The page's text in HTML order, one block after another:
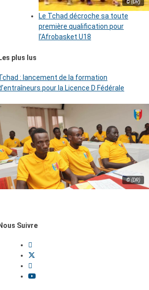
© (DR)
Le Tchad décroche sa toute
première qualification pour
l’Afrobasket U18
Les plus lus
: lancement de la formation
pour la Licence D Fédérale
© (DR)
Nous Suivre